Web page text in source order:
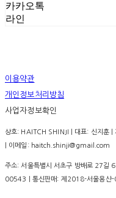
카카오톡
라인
이용약관
개인정보처리방침
사업자정보확인
상호: HAITCH SHINJI | 대표: 신지훈
| 이메일: haitch.shinji@gmail.com
주소: 서울특별시 서초구 방배로 27길
00543
| 통신판매: 제2018-서울용산